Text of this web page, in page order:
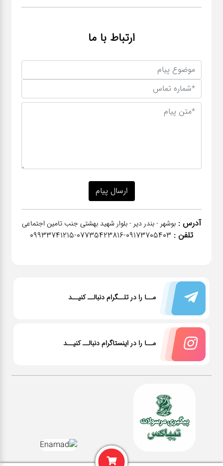
ارتباط با ما
آدرس : بوشهر - بندر دیر - بلوار شهید بهشتی جنب تامین اجتماعی
تلفن : ٠٩١٧٣٧٠٥٤٠٣-07735423816-09933741215
مــا را در تلــگرام دنبالــ کنیــد
مــا را در اینستاگرام دنبالــ کنیــد